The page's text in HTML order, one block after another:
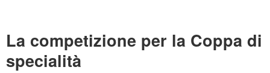
La competizione per la Coppa di
specialità